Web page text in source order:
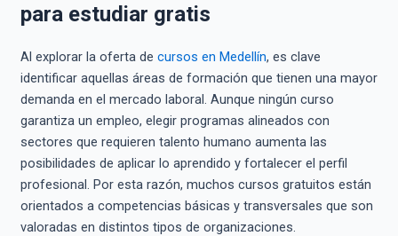
para estudiar gratis
Al explorar la oferta de cursos en Medellín, es clave
identificar aquellas áreas de formación que tienen una mayor
demanda en el mercado laboral. Aunque ningún curso
garantiza un empleo, elegir programas alineados con
sectores que requieren talento humano aumenta las
posibilidades de aplicar lo aprendido y fortalecer el perfil
profesional. Por esta razón, muchos cursos gratuitos están
orientados a competencias básicas y transversales que son
valoradas en distintos tipos de organizaciones.